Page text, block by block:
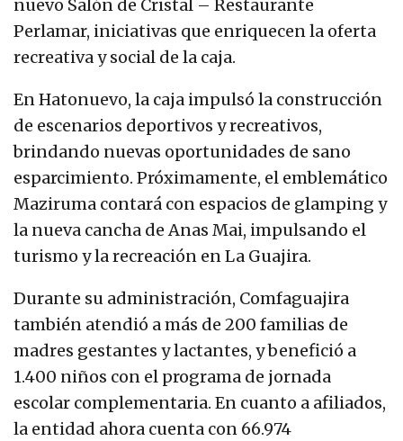
nuevo Salón de Cristal – Restaurante
Perlamar, iniciativas que enriquecen la oferta
recreativa y social de la caja.
En Hatonuevo, la caja impulsó la construcción
de escenarios deportivos y recreativos,
brindando nuevas oportunidades de sano
esparcimiento. Próximamente, el emblemático
Maziruma contará con espacios de glamping y
la nueva cancha de Anas Mai, impulsando el
turismo y la recreación en La Guajira.
Durante su administración, Comfaguajira
también atendió a más de 200 familias de
madres gestantes y lactantes, y benefició a
1.400 niños con el programa de jornada
escolar complementaria. En cuanto a afiliados,
la entidad ahora cuenta con 66.974